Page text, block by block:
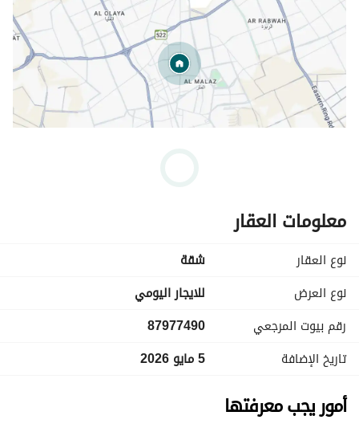
معلومات العقار
نوع العقار
شقة
نوع العرض
للايجار اليومي
رقم بيوت المرجعي
87977490
تاريخ الإضافة
5 مايو 2026
أمور يجب معرفتها